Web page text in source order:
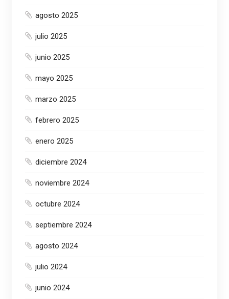
agosto 2025
julio 2025
junio 2025
mayo 2025
marzo 2025
febrero 2025
enero 2025
diciembre 2024
noviembre 2024
octubre 2024
septiembre 2024
agosto 2024
julio 2024
junio 2024